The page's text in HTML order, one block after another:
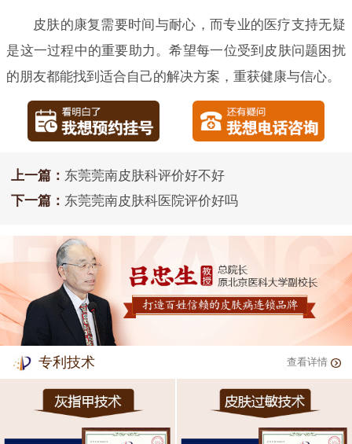
皮肤的康复需要时间与耐心，而专业的医疗支持无疑
是这一过程中的重要助力。希望每一位受到皮肤问题困扰
的朋友都能找到适合自己的解决方案，重获健康与信心。
上一篇： 东莞莞南皮肤科评价好不好
下一篇： 东莞莞南皮肤科医院评价好吗
专利技术 查看详情